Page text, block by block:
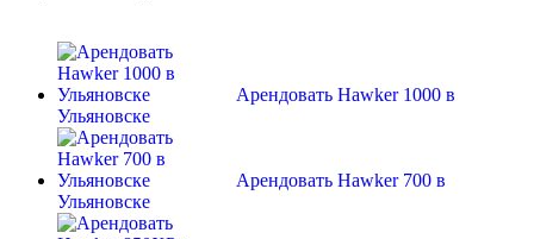
Арендовать Hawker 1000 в
Ульяновске
Арендовать Hawker 700 в
Ульяновске